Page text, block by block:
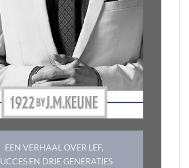
EEN VERHAAL OVER LEF,
EN DRIE GENERATIES